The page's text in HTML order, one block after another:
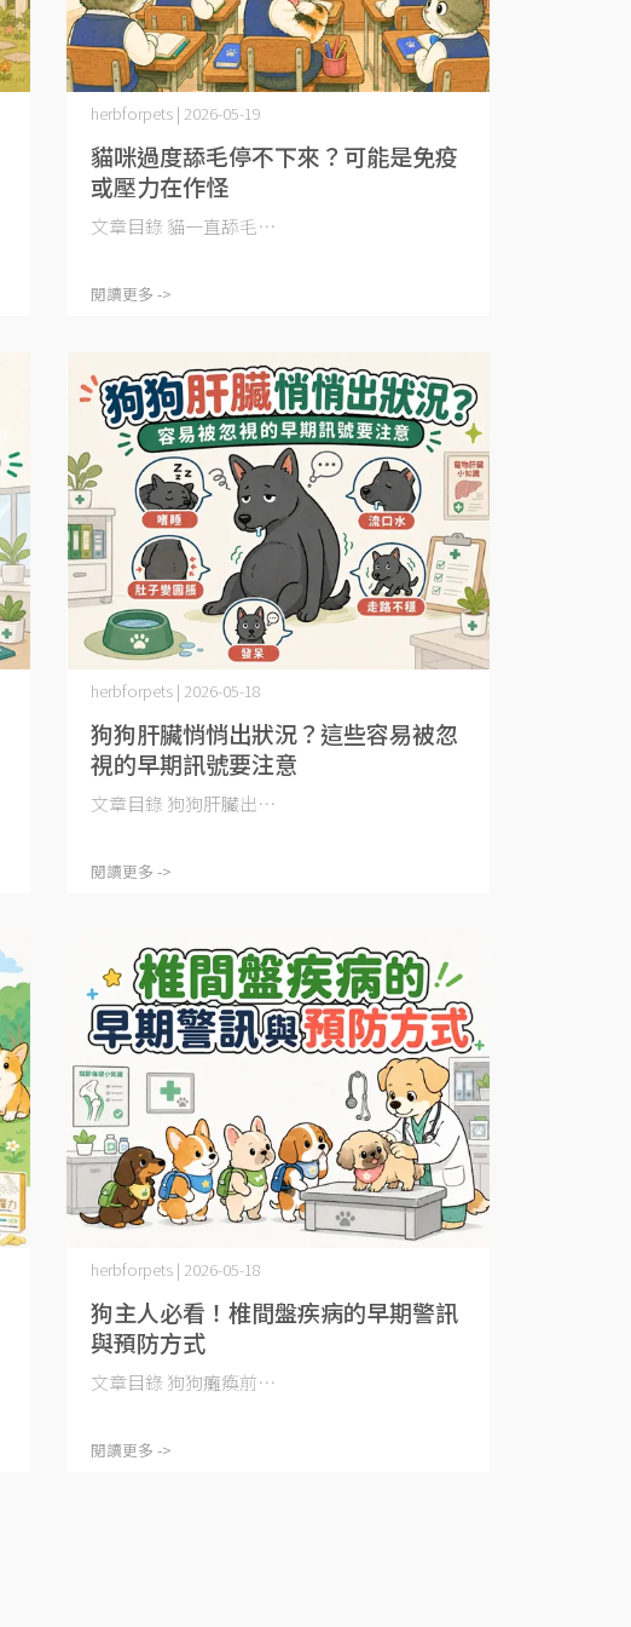
貓咪過度舔毛停不下來？可能是免疫
或壓力在作怪
herbforpets | 2026-05-19
文章目錄 貓一直舔毛⋯
閱讀更多 ->
狗狗肝臟悄悄出狀況？這些容易被忽
視的早期訊號要注意
herbforpets | 2026-05-18
文章目錄 狗狗肝臟出⋯
閱讀更多 ->
狗主人必看！椎間盤疾病的早期警訊
與預防方式
herbforpets | 2026-05-18
文章目錄 狗狗癱瘓前⋯
閱讀更多 ->